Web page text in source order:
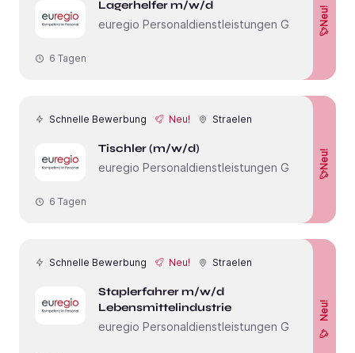
Lagerhelfer m/w/d
euregio Personaldienstleistungen GmbH
Neu!
6 Tagen
Schnelle Bewerbung Neu! Straelen
Tischler (m/w/d)
euregio Personaldienstleistungen GmbH
Neu!
6 Tagen
Schnelle Bewerbung Neu! Straelen
Staplerfahrer m/w/d
Lebensmittelindustrie
euregio Personaldienstleistungen GmbH
Neu!